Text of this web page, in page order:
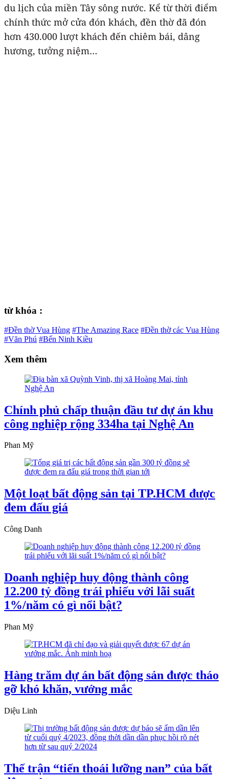
du lịch của miền Tây sông nước. Kể từ thời điểm
chính thức mở cửa đón khách, đền thờ đã đón
hơn 430.000 lượt khách đến chiêm bái, dâng
hương, tưởng niệm…
từ khóa :
#Đền thờ Vua Hùng #The Amazing Race #Đền thờ các Vua Hùng
#Văn Phú #Bến Ninh Kiều
Xem thêm
Chính phủ chấp thuận đầu tư dự án khu
công nghiệp rộng 334ha tại Nghệ An
Phan Mỹ
Một loạt bất động sản tại TP.HCM được
đem đấu giá
Công Danh
Doanh nghiệp huy động thành công
12.200 tỷ đồng trái phiếu với lãi suất
1%/năm có gì nổi bật?
Phan Mỹ
Hàng trăm dự án bất động sản được tháo
gỡ khó khăn, vướng mắc
Diệu Linh
Thế trận “tiến thoái lưỡng nan” của bất